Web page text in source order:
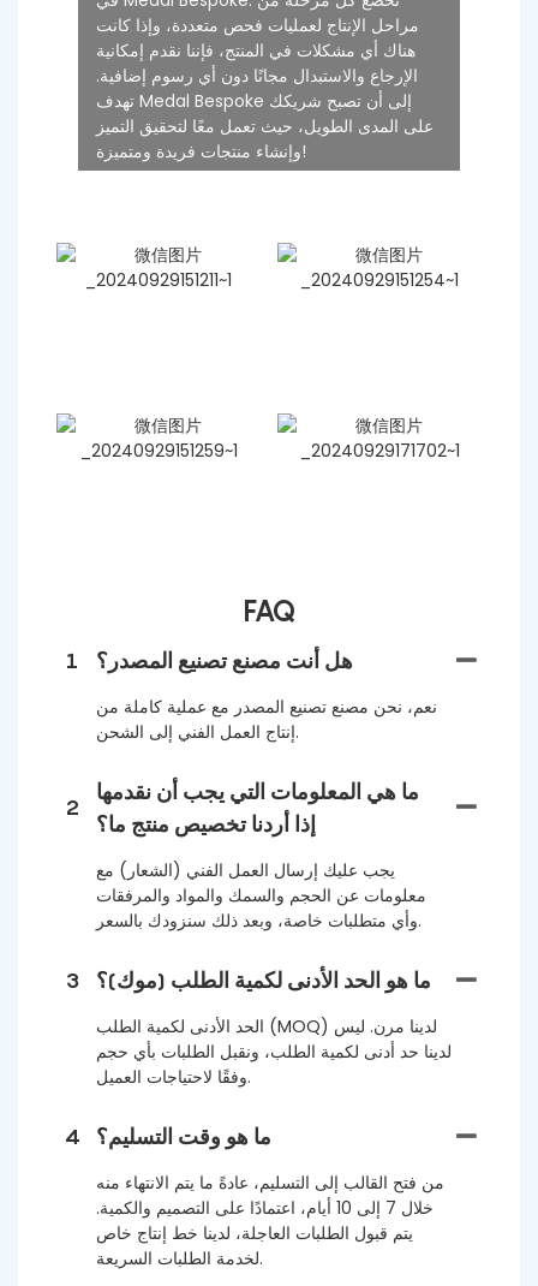
مراحل الإنتاج لعمليات فحص متعددة، وإذا كانت
هناك أي مشكلات في المنتج، فإننا نقدم إمكانية
الإرجاع والاستبدال مجانًا دون أي رسوم إضافية.
تهدف Medal Bespoke إلى أن تصبح شريكك
على المدى الطويل، حيث تعمل معًا لتحقيق التميز
وإنشاء منتجات فريدة ومتميزة!
FAQ
1 هل أنت مصنع تصنيع المصدر؟
نعم، نحن مصنع تصنيع المصدر مع عملية كاملة من
إنتاج العمل الفني إلى الشحن.
2
ما هي المعلومات التي يجب أن نقدمها
إذا أردنا تخصيص منتج ما؟
يجب عليك إرسال العمل الفني (الشعار) مع
معلومات عن الحجم والسمك والمواد والمرفقات
وأي متطلبات خاصة، وبعد ذلك سنزودك بالسعر.
3 ما هو الحد الأدنى لكمية الطلب (موك)؟
الحد الأدنى لكمية الطلب (MOQ) لدينا مرن. ليس
لدينا حد أدنى لكمية الطلب، ونقبل الطلبات بأي حجم
وفقًا لاحتياجات العميل.
4 ما هو وقت التسليم؟
من فتح القالب إلى التسليم، عادةً ما يتم الانتهاء منه
خلال 7 إلى 10 أيام، اعتمادًا على التصميم والكمية.
يتم قبول الطلبات العاجلة، لدينا خط إنتاج خاص
لخدمة الطلبات السريعة.